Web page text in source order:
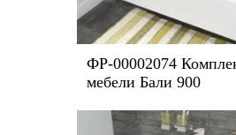
ФР-00002074
мебели Бали 900